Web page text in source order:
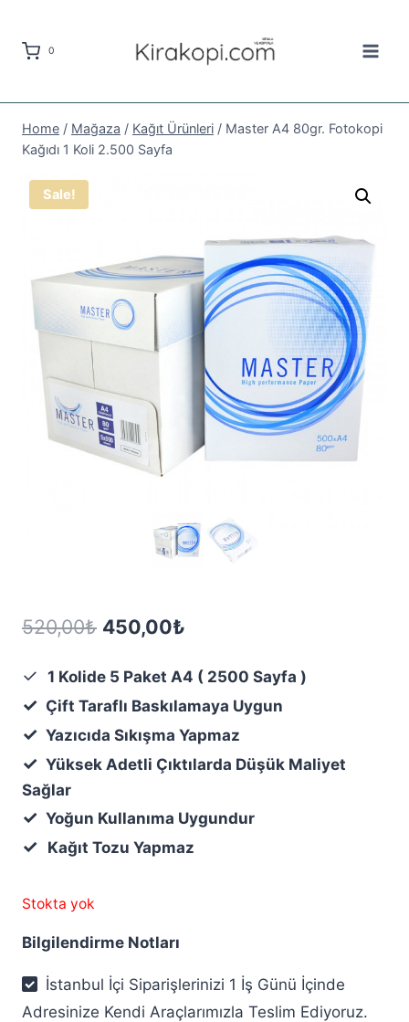
content
0
Home / Mağaza / Kağıt Ürünleri / Master A4 80gr. Fotokopi
Kağıdı 1 Koli 2.500 Sayfa
Sale!
520,00₺ Orijinal
520,00₺.
450,00₺
fiyat:
450,00₺.
✓ 1 Kolide 5 Paket A4 ( 2500 Sayfa )
✓ Çift Taraflı Baskılamaya Uygun
✓ Yazıcıda Sıkışma Yapmaz
✓ Yüksek Adetli Çıktılarda Düşük Maliyet
Sağlar
✓ Yoğun Kullanıma Uygundur
✓ Kağıt Tozu Yapmaz
Stokta yok
Bilgilendirme Notları
İstanbul İçi Siparişlerinizi 1 İş Günü İçinde
Adresinize Kendi Araçlarımızla Teslim Ediyoruz.